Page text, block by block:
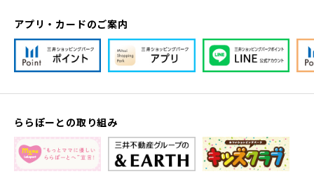
アプリ・カードのご案内
ららぽーとの取り組み